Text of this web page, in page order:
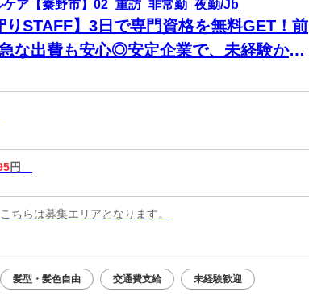
ア【秦野市】02_重訪_非常勤_夜勤/Jb
りSTAFF】3日で専門資格を無料GET！前
な出費も安心◎安定企業で、未経験から
円
ちらは募集エリアとなります。
髪型・髪色自由 交通費支給 未経験歓迎